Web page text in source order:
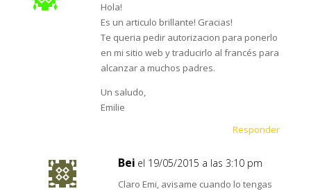
Hola!
Es un articulo brillante! Gracias!
Te queria pedir autorizacion para ponerlo
en mi sitio web y traducirlo al francés para
alcanzar a muchos padres.
Un saludo,
Emilie
Responder
Bei el 19/05/2015 a las 3:10 pm
Claro Emi, avisame cuando lo tengas